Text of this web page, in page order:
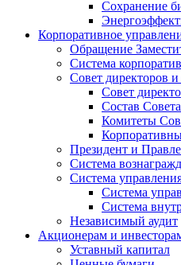
Сохранение
Корпоративное
Обращение
Система
Совет директоров
Совет
Состав
Комитеты
Президент и
Система
Система
Система
Система
Независимый аудит
Акционерам и
Уставный капитал